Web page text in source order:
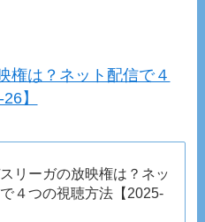
権は？ネット配信で４
】
リーガの放映権は？ネッ
で４つの視聴方法【2025‐